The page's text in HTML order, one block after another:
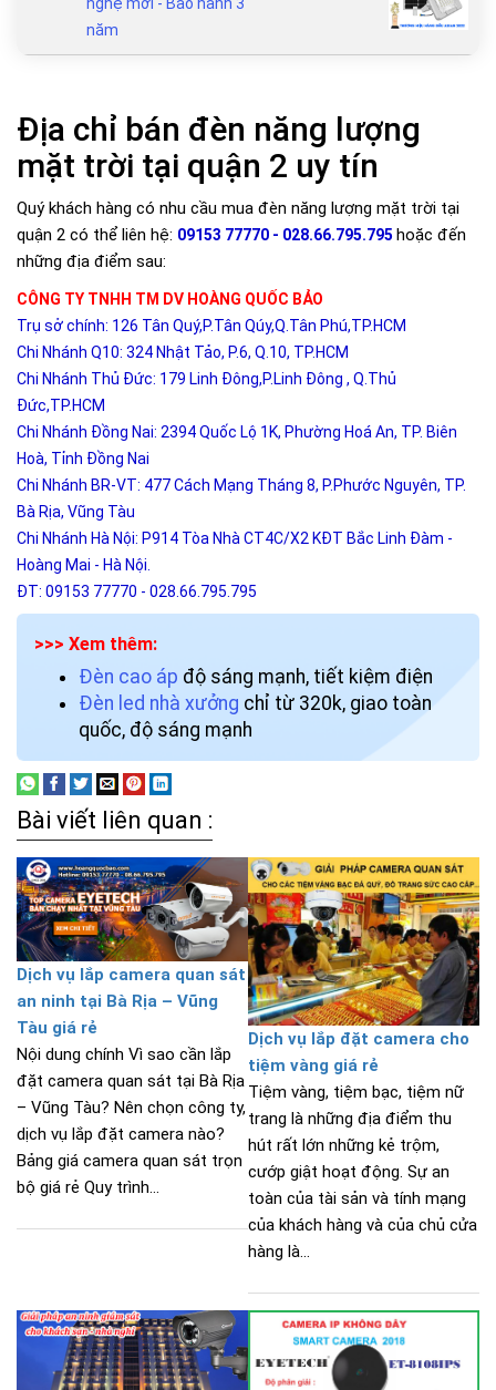
năm
Địa chỉ bán đèn năng lượng
mặt trời tại quận 2 uy tín
Quý khách hàng có nhu cầu mua đèn năng lượng mặt trời tại
quận 2 có thể liên hệ: 09153 77770 - 028.66.795.795 hoặc đến
những địa điểm sau:
CÔNG TY TNHH TM DV HOÀNG QUỐC BẢO
Trụ sở chính: 126 Tân Quý,P.Tân Qúy,Q.Tân Phú,TP.HCM
Chi Nhánh Q10: 324 Nhật Tảo, P.6, Q.10, TP.HCM
Chi Nhánh Thủ Đức: 179 Linh Đông,P.Linh Đông , Q.Thủ
Đức,TP.HCM
Chi Nhánh Đồng Nai: 2394 Quốc Lộ 1K, Phường Hoá An, TP. Biên
Hoà, Tỉnh Đồng Nai
Chi Nhánh BR-VT: 477 Cách Mạng Tháng 8, P.Phước Nguyên, TP.
Bà Rịa, Vũng Tàu
Chi Nhánh Hà Nội: P914 Tòa Nhà CT4C/X2 KĐT Bắc Linh Đàm -
Hoàng Mai - Hà Nội.
ĐT: 09153 77770 - 028.66.795.795
>>> Xem thêm:
Đèn cao áp độ sáng mạnh, tiết kiệm điện
Đèn led nhà xưởng chỉ từ 320k, giao toàn
quốc, độ sáng mạnh
Bài viết liên quan :
Dịch vụ lắp camera quan sát
an ninh tại Bà Rịa – Vũng
Tàu giá rẻ
Nội dung chính Vì sao cần lắp
đặt camera quan sát tại Bà Rịa
– Vũng Tàu? Nên chọn công ty,
dịch vụ lắp đặt camera nào?
Bảng giá camera quan sát trọn
bộ giá rẻ Quy trình...
Dịch vụ lắp đặt camera cho
tiệm vàng giá rẻ
Tiệm vàng, tiệm bạc, tiệm nữ
trang là những địa điểm thu
hút rất lớn những kẻ trộm,
cướp giật hoạt động. Sự an
toàn của tài sản và tính mạng
của khách hàng và của chủ cửa
hàng là...